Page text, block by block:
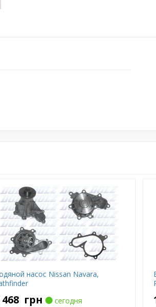
насос Nissan Navara,
468 грн
сегодня